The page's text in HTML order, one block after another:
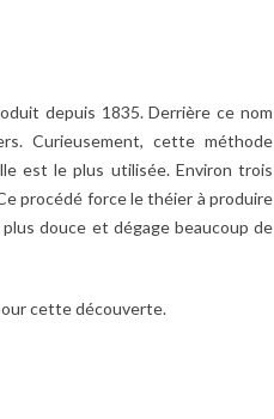
depuis 1835. Derrière ce nom
Curieusement, cette méthode
est le plus utilisée. Environ trois
procédé force le théier à produire
douce et dégage beaucoup de
cette découverte.